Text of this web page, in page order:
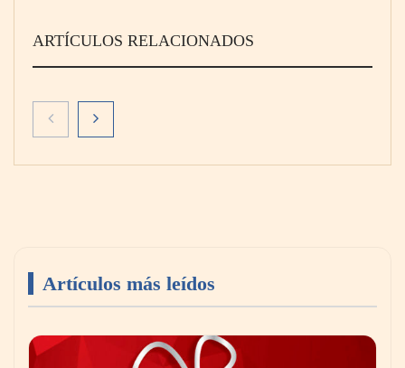
ARTÍCULOS RELACIONADOS
abogado laboralista
Artículos más leídos